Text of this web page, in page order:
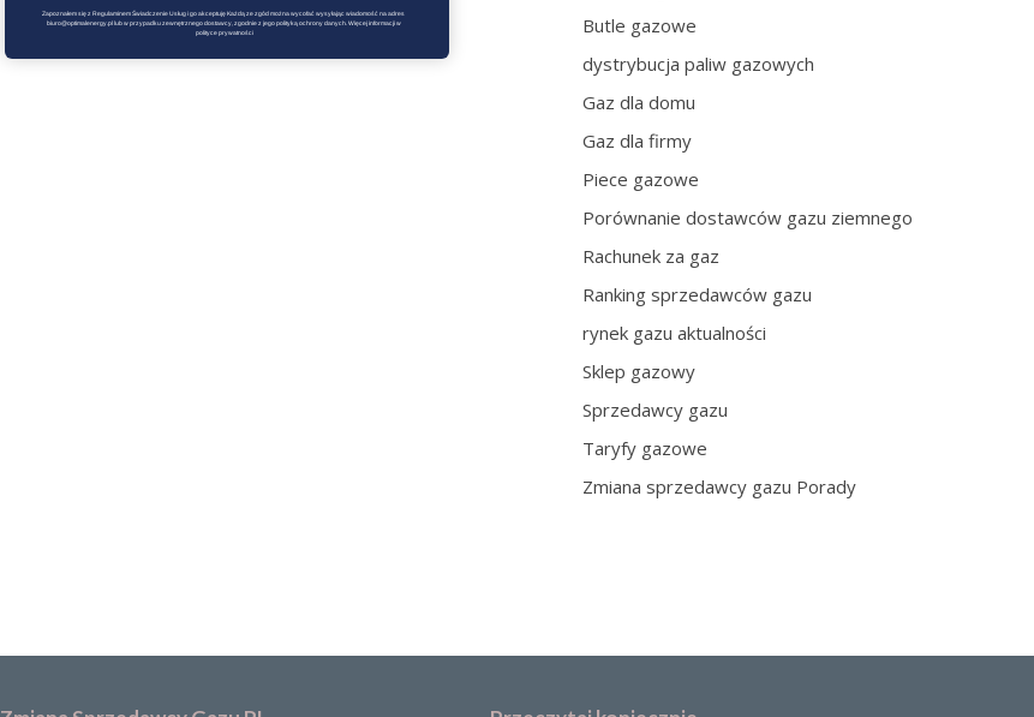
Butle gazowe
dystrybucja paliw gazowych
Gaz dla domu
Gaz dla firmy
Piece gazowe
Porównanie dostawców gazu ziemnego
Rachunek za gaz
Ranking sprzedawców gazu
rynek gazu aktualności
Sklep gazowy
Sprzedawcy gazu
Taryfy gazowe
Zmiana sprzedawcy gazu Porady
Zapoznałem się z Regulaminem Świadczenie Usług i go akceptuję Każdą ze zgód można wycofać wysyłając wiadomość na adres
biuro@optimalenergy.pl lub w przypadku zewnętrznego dostawcy, zgodnie z jego polityką ochrony danych. Więcej informacji w
polityce prywatności